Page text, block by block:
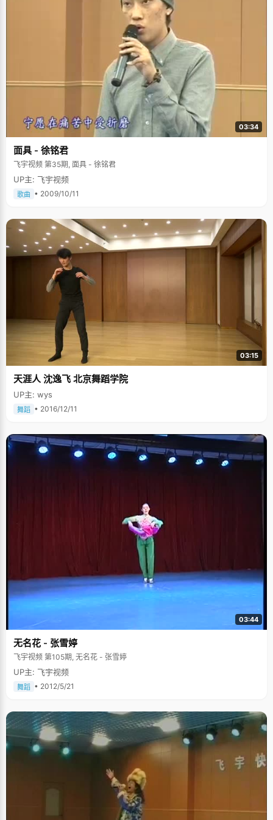
03:34
面具 - 徐铭君
飞宇视频 第35期, 面具 - 徐铭君
UP主: 飞宇视频
歌曲 • 2009/10/11
03:15
天涯人 沈逸飞 北京舞蹈学院
UP主: wys
舞蹈 • 2016/12/11
03:44
无名花 - 张雪婷
飞宇视频 第105期, 无名花 - 张雪婷
UP主: 飞宇视频
舞蹈 • 2012/5/21